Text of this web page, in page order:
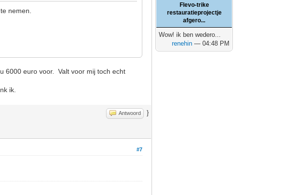
nemen.
6000 euro voor. Valt voor mij toch echt
ik.
Antwoord }
#7
Flevo-trike
restauratieprojectje
afgero...
Wow! ik ben wedero...
renehin — 04:48 PM